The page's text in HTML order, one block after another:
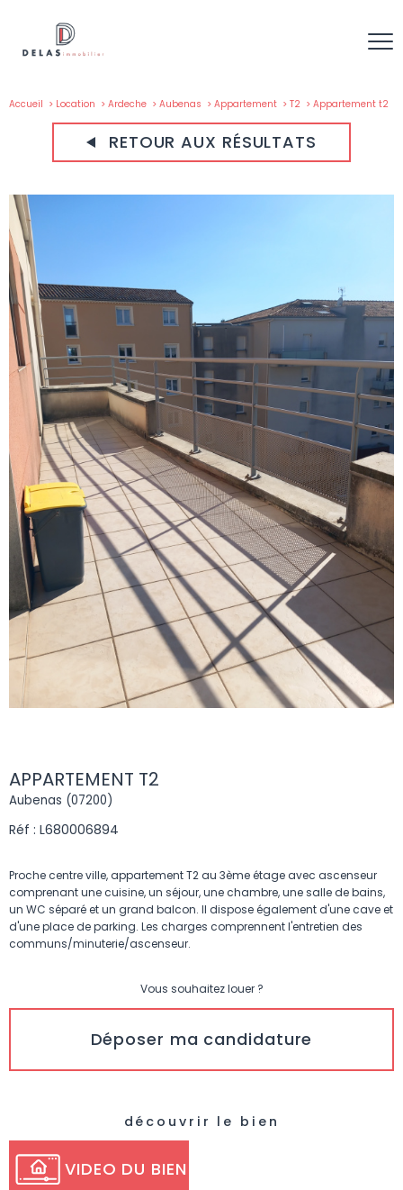
Accueil Location Ardeche Aubenas Appartement T2 Appartement t2
RETOUR AUX RÉSULTATS
APPARTEMENT T2
Aubenas (07200)
Réf : L680006894
Proche centre ville, appartement T2 au 3ème étage avec ascenseur
comprenant une cuisine, un séjour, une chambre, une salle de bains,
un WC séparé et un grand balcon. Il dispose également d'une cave et
d'une place de parking. Les charges comprennent l'entretien des
communs/minuterie/ascenseur.
Vous souhaitez louer ?
Déposer ma candidature
découvrir le bien
VIDEO DU BIEN